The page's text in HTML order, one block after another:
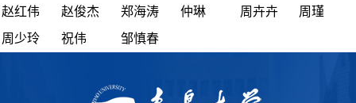
赵红伟
赵俊杰 郑海涛 仲琳 周卉卉
周瑾
周少玲
祝伟 邹慎春